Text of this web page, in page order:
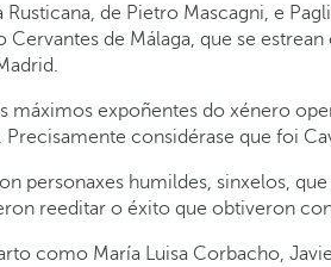
de Pietro Mascagni, e
de Málaga, que se
máximos expoñentes do xénero
considérase que foi
personaxes humildes, sinxelos,
reeditar o éxito que obtiveron
como María Luisa Corbacho,